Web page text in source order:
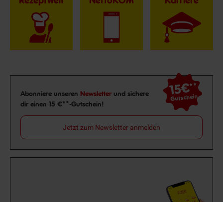
Newsletter Anmeldung
Abonniere unseren Newsletter und sichere
dir einen 15 €**-Gutschein!
15€**
Gutschein
Jetzt zum Newsletter anmelden